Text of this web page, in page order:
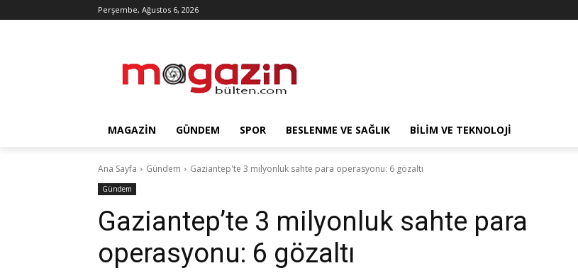
Perşembe, Ağustos 6, 2026
MAGAZIN GÜNDEM SPOR BESLENME VE SAĞLIK BILIM VE TEKNOLOJI
Ana Sayfa Gündem Gaziantep'te 3 milyonluk sahte para operasyonu: 6 gözaltı
Gündem
Gaziantep’te 3 milyonluk sahte para
operasyonu: 6 gözaltı